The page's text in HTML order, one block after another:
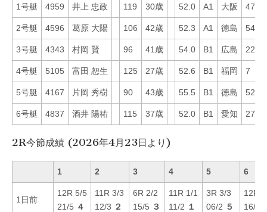
1号艇 4959 井上 忠政 119 30歳 52.0 A1 大阪 47
2号艇 4596 葛原 大陽 106 42歳 52.3 A1 徳島 54
3号艇 4343 村岡 賢 96 41歳 54.0 B1 広島 22
4号艇 5105 富田 恕生 125 27歳 52.6 B1 福岡 7
5号艇 4167 片岡 秀樹 90 43歳 55.5 B1 徳島 52
6号艇 4837 酒井 陽祐 115 37歳 52.0 B1 愛知 27
2R今節成績 (2026年4月23日より)
1 2 3 4 5 6
1日前
12R 5/5
21/5 ４
11R 3/3
12/3 ２
6R 2/2
15/5 ３
11R 1/1
11/2 １
3R 3/3
06/2 ５
12R
16/3